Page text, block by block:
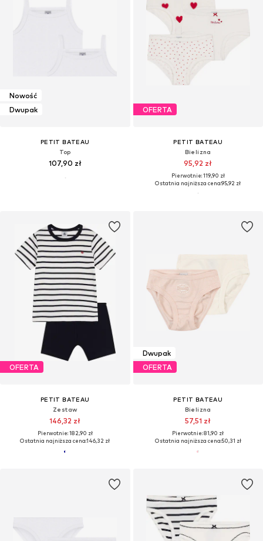
Nowość
Dwupak
PETIT BATEAU
Top
107,90 zł
OFERTA
PETIT BATEAU
Bielizna
95,92 zł
Pierwotnie: 119,90 zł
Ostatnia najniższa cena:95,92 zł
OFERTA
PETIT BATEAU
Zestaw
146,32 zł
Pierwotnie: 182,90 zł
Ostatnia najniższa cena:146,32 zł
Dwupak
OFERTA
PETIT BATEAU
Bielizna
57,51 zł
Pierwotnie: 81,90 zł
Ostatnia najniższa cena:50,31 zł